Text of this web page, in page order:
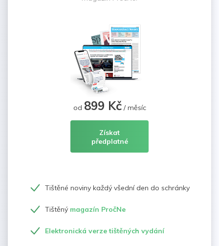
od 899 Kč/ měsíc
Získat
předplatné
Tištěné noviny každý všední den do schránky
Tištěný magazín PročNe
Elektronická verze tištěných vydání